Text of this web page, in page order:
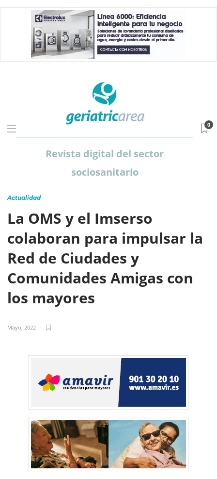
Revista digital del sector
sociosanitario
0
Actualidad
La OMS y el Imserso
colaboran para impulsar la
Red de Ciudades y
Comunidades Amigas con
los mayores
Mayo, 2022